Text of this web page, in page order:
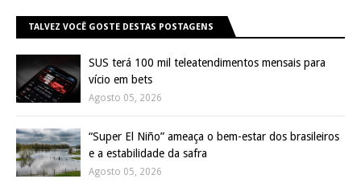
TALVEZ VOCÊ GOSTE DESTAS POSTAGENS
SUS terá 100 mil teleatendimentos mensais para
vício em bets
Agosto 05, 2026
“Super El Niño” ameaça o bem-estar dos brasileiros
e a estabilidade da safra
Agosto 05, 2026